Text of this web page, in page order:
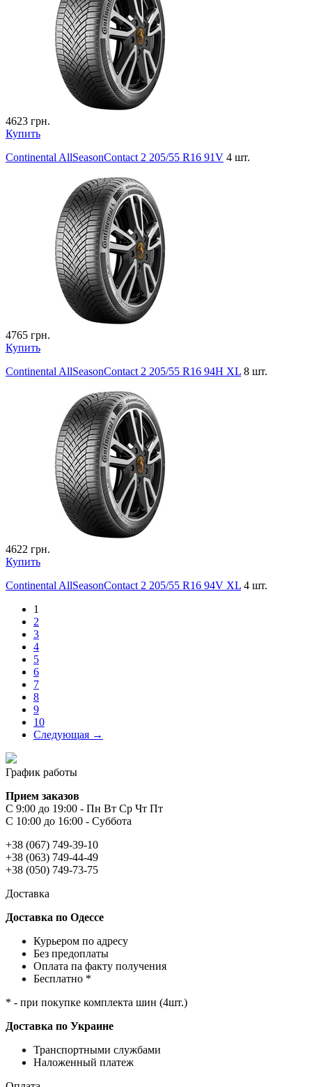
4623 грн.
Купить
Continental AllSeasonContact 2 205/55 R16 91V 4 шт.
4765 грн.
Купить
Continental AllSeasonContact 2 205/55 R16 94H XL 8 шт.
4622 грн.
Купить
Continental AllSeasonContact 2 205/55 R16 94V XL 4 шт.
1
2
3
4
5
6
7
8
9
10
Следующая →
График работы
Прием заказов
С 9:00 до 19:00 - Пн Вт Ср Чт Пт
С 10:00 до 16:00 - Суббота
+38 (067) 749-39-10
+38 (063) 749-44-49
+38 (050) 749-73-75
Доставка
Доставка по Одессе
Курьером по адресу
Без предоплаты
Оплата па факту получения
Бесплатно *
* - при покупке комплекта шин (4шт.)
Доставка по Украине
Транспортными службами
Наложенный платеж